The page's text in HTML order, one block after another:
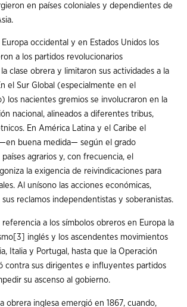
en países coloniales y dependientes de
Europa occidental y en Estados Unidos los
a los partidos revolucionarios
clase obrera y limitaron sus actividades a la
el Sur Global (especialmente en el
los nacientes gremios se involucraron en la
nacional, alineados a diferentes tribus,
En América Latina y el Caribe el
buena medida— según el grado
agrarios y, con frecuencia, el
la exigencia de reivindicaciones para
Al unísono las acciones económicas,
reclamos independentistas y soberanistas.
a los símbolos obreros en Europa la
[3]
inglés y los ascendentes movimientos
Italia y Portugal, hasta que la Operación
contra sus dirigentes e influyentes partidos
su ascenso al gobierno.
obrera inglesa emergió en 1867, cuando,